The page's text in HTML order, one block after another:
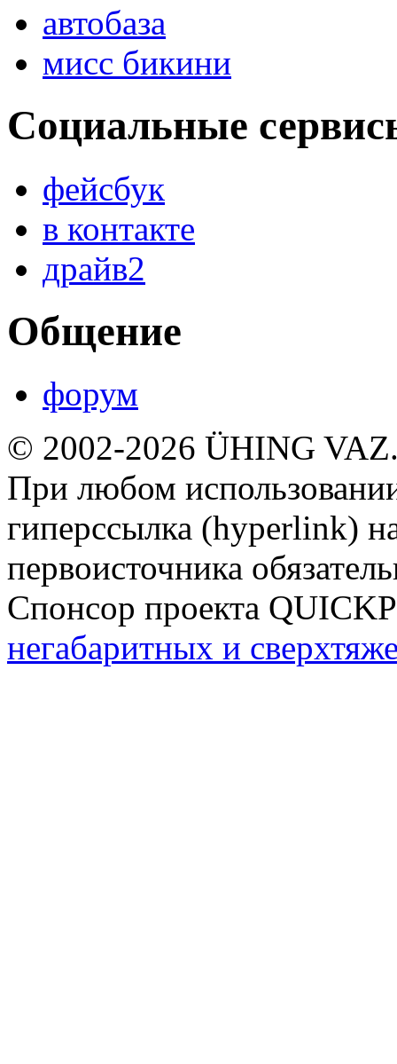
автобаза
мисс бикини
Социальные
фейсбук
в контакте
драйв2
Общение
форум
© 2002-2026 ÜHING
При любом
гиперссылка (hyperlink)
первоисточника
Спонсор проекта
негабаритных и